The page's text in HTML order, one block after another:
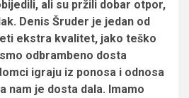
ali su pržili dobar otpor,
Denis Šruder je jedan od
ekstra kvalitet, jako teško
odbrambeno dosta
igraju iz ponosa i odnosa
nam je dosta dala. Imamo